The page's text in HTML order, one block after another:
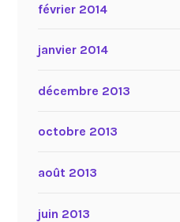
février 2014
janvier 2014
décembre 2013
octobre 2013
août 2013
juin 2013